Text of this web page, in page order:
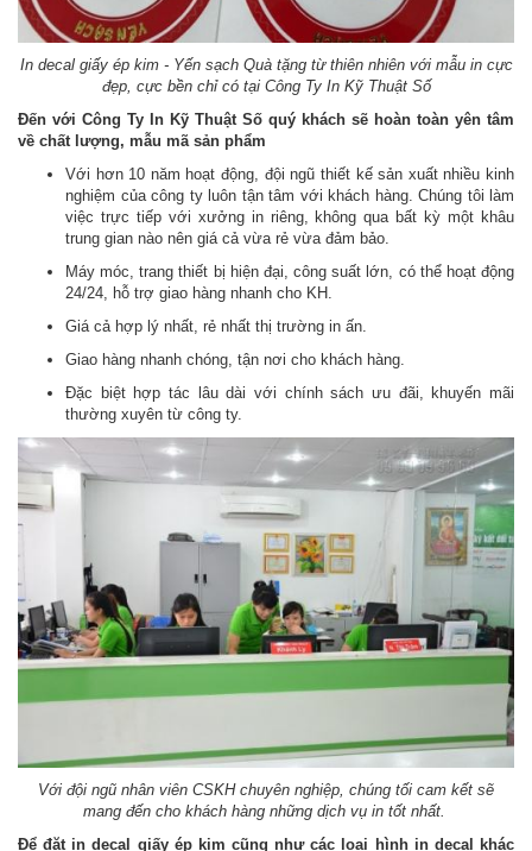
In decal giấy ép kim - Yến sạch Quà tặng từ thiên nhiên với mẫu in cực
đẹp, cực bền chỉ có tại Công Ty In Kỹ Thuật Số
Đến với Công Ty In Kỹ Thuật Số quý khách sẽ hoàn toàn yên tâm
về chất lượng, mẫu mã sản phẩm
Với hơn 10 năm hoạt động, đội ngũ thiết kế sản xuất nhiều kinh
nghiệm của công ty luôn tận tâm với khách hàng. Chúng tôi làm
việc trực tiếp với xưởng in riêng, không qua bất kỳ một khâu
trung gian nào nên giá cả vừa rẻ vừa đảm bảo.
Máy móc, trang thiết bị hiện đại, công suất lớn, có thể hoạt động
24/24, hỗ trợ giao hàng nhanh cho KH.
Giá cả hợp lý nhất, rẻ nhất thị trường in ấn.
Giao hàng nhanh chóng, tận nơi cho khách hàng.
Đặc biệt hợp tác lâu dài với chính sách ưu đãi, khuyến mãi
thường xuyên từ công ty.
Với đội ngũ nhân viên CSKH chuyên nghiệp, chúng tối cam kết sẽ
mang đến cho khách hàng những dịch vụ in tốt nhất.
Để đặt in decal giấy ép kim cũng như các loại hình in decal khác